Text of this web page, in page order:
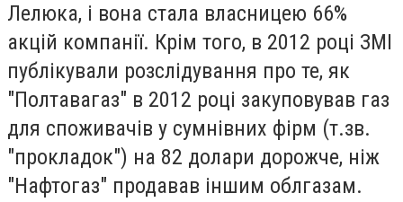
Лелюка, і вона стала власницею 66%
акцій компанії. Крім того, в 2012 році ЗМІ
публікували розслідування про те, як
"Полтавагаз" в 2012 році закуповував газ
для споживачів у сумнівних фірм (т.зв.
"прокладок") на 82 долари дорожче, ніж
"Нафтогаз" продавав іншим облгазам.